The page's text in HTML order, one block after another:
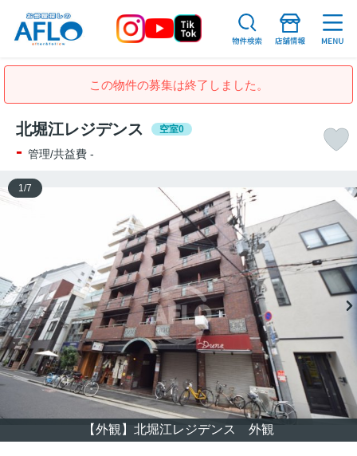
この物件の募集は終了しました。
北堀江レジデンス 空室0
- 管理/共益費 -
【外観】北堀江レジデンス 外観
1 /7